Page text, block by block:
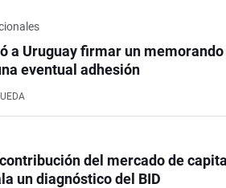
a Uruguay firmar un
eventual adhesión
del mercado de
un diagnóstico del BID